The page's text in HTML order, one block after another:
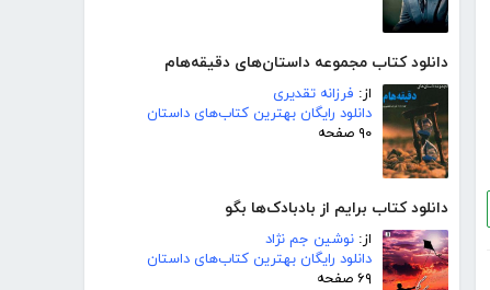
دانلود کتاب مجموعه داستان‌های دقیقه‌هام
از: فرزانه تقدیری
دانلود رایگان بهترین کتاب‌های داستان
۹۰ صفحه
دانلود کتاب برایم از بادبادک‌ها بگو
از: نوشین جم نژاد
دانلود رایگان بهترین کتاب‌های داستان
۶۹ صفحه